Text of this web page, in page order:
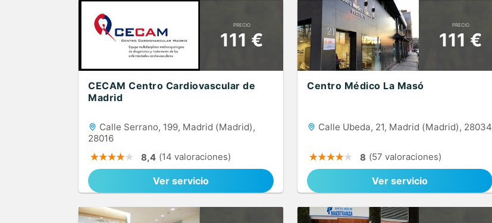
PRECIO
111 €
CECAM Centro Cardiovascular de
Madrid
Calle Serrano, 199, Madrid (Madrid),
28016
8,4 (14 valoraciones)
Ver servicio
PRECIO
111 €
Centro Médico La Masó
Calle Ubeda, 21, Madrid (Madrid), 28034
8 (57 valoraciones)
Ver servicio